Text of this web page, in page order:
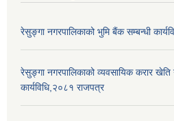
रेसुङ्गा नगरपालिकाको भुमि बैंक सम्बन्धी
रेसुङ्गा नगरपालिकाको व्यवसायिक करार
कार्यविधि,२०८१ राजपत्र